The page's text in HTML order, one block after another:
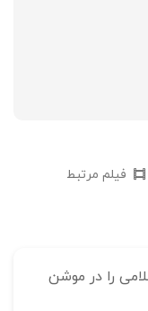
فیلم مرتبط
را در موشن